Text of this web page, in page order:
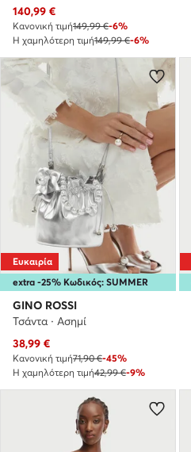
Τρέχουσα τιμή
140,99 €
Κανονική τιμή149,99 €-6%
Η χαμηλότερη τιμή149,99 €-6%
extra -25% Κωδικός: SUMMER
Ευκαιρία
GINO ROSSI
Τσάντα · Ασημί
Τρέχουσα τιμή
38,99 €
Κανονική τιμή71,90 €-45%
Η χαμηλότερη τιμή42,99 €-9%